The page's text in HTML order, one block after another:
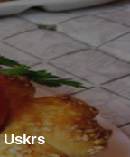
Uskrs